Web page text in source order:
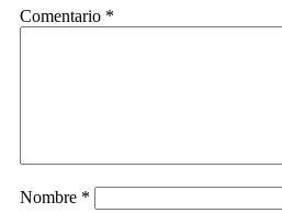
Comentario *
Nombre *